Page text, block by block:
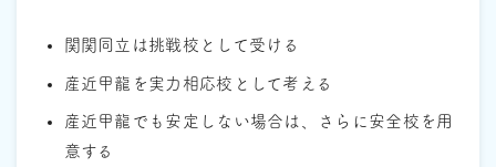
関関同立は挑戦校として受ける
産近甲龍を実力相応校として考える
産近甲龍でも安定しない場合は、さらに安全校を用
意する